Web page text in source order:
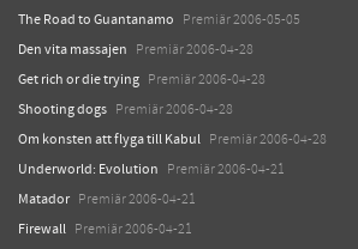
The Road to Guantanamo Premiär 2006-05-05
Den vita massajen Premiär 2006-04-28
Get rich or die trying Premiär 2006-04-28
Shooting dogs Premiär 2006-04-28
Om konsten att flyga till Kabul Premiär 2006-04-28
Underworld: Evolution Premiär 2006-04-21
Matador Premiär 2006-04-21
Firewall Premiär 2006-04-21